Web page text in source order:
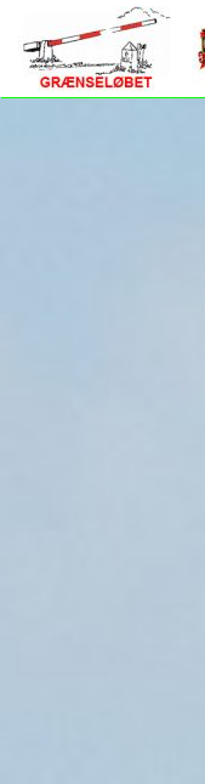
Skip to main content